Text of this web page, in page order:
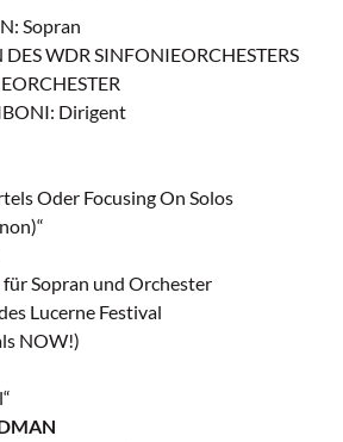
Sopran
WDR SINFONIEORCHESTERS
Dirigent
Oder Focusing On Solos
für Sopran und Orchester
Lucerne Festival
NOW!)